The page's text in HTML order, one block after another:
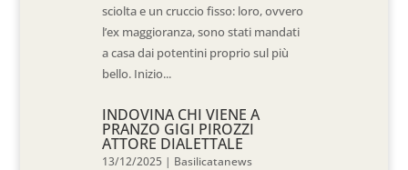
sciolta e un cruccio fisso: loro, ovvero
l’ex maggioranza, sono stati mandati
a casa dai potentini proprio sul più
bello. Inizio...
INDOVINA CHI VIENE A
PRANZO GIGI PIROZZI
ATTORE DIALETTALE
13/12/2025 | Basilicatanews